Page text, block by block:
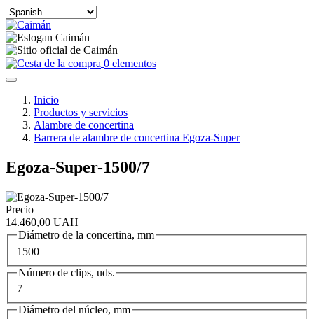
Select
your
language
0 elementos
Inicio
Productos y servicios
Alambre de concertina
Barrera de alambre de concertina Egoza-Super
Egoza-Super-1500/7
Precio
14.460,00 UAH
Diámetro de la concertina, mm
1500
Número de clips, uds.
7
Diámetro del núcleo, mm